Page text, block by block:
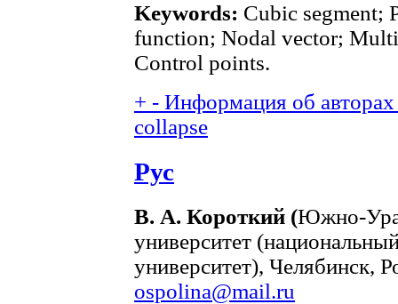
Keywords: Cubic segment;
function; Nodal vector;
Control points.
+ - Информация об
collapse
Рус
В. А. Короткий (Южно-
университет
университет), Челябинск,
ospolina@mail.ru